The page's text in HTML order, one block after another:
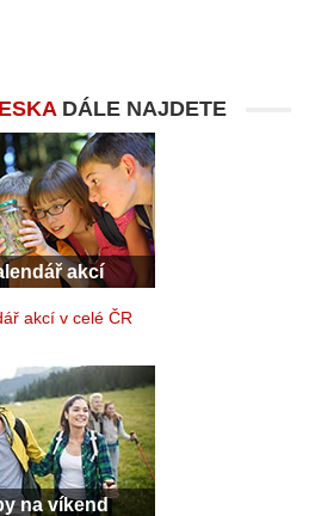
DÁLE NAJDETE
akcí
akcí v celé ČR
na víkend